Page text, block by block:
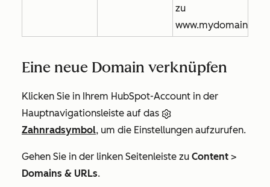
zu
www.mydomain.com
Eine neue Domain verknüpfen
Klicken Sie in Ihrem HubSpot-Account in der
Hauptnavigationsleiste auf das
Zahnradsymbol, um die Einstellungen aufzurufen.
Gehen Sie in der linken Seitenleiste zu Content >
Domains & URLs.